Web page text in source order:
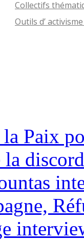
Paix